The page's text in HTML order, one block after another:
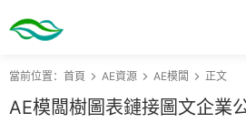
當前位置： 首頁 AE資源 AE模闆 正文
AE模闆樹圖表鏈接圖文企業